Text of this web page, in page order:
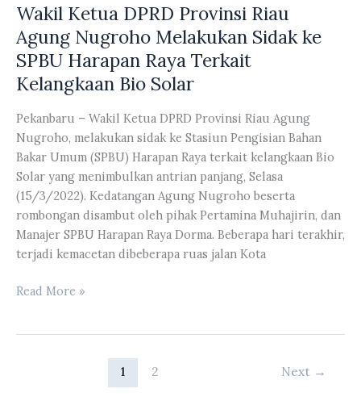
Riau
Agung
Nugroho
Menghadiri
Acara
Nasional
Pengusulan
Sultan
Muhammad
Ali
Abdul
Jalil
Muazzamsyah
Wakil Ketua DPRD Provinsi Riau
Agung Nugroho Melakukan Sidak ke
SPBU Harapan Raya Terkait
Kelangkaan Bio Solar
Pekanbaru – Wakil Ketua DPRD Provinsi Riau Agung
Nugroho, melakukan sidak ke Stasiun Pengisian Bahan
Bakar Umum (SPBU) Harapan Raya terkait kelangkaan Bio
Solar yang menimbulkan antrian panjang, Selasa
(15/3/2022). Kedatangan Agung Nugroho beserta
rombongan disambut oleh pihak Pertamina Muhajirin, dan
Manajer SPBU Harapan Raya Dorma. Beberapa hari terakhir,
terjadi kemacetan dibeberapa ruas jalan Kota
Wakil
Read More »
1 2 Next →